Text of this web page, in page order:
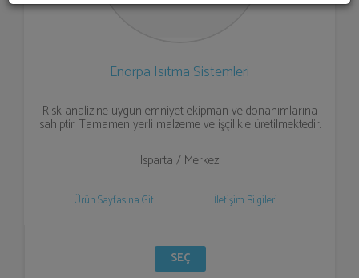
Enorpa Isıtma Sistemleri
Risk analizine uygun emniyet ekipman ve donanımlarına
sahiptir. Tamamen yerli malzeme ve işçilikle üretilmektedir.
Isparta / Merkez
Ürün Sayfasına Git İletişim Bilgileri
SEÇ